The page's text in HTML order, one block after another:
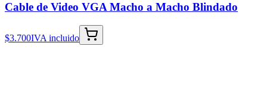
Cable de Video VGA Macho a Macho Blindado
$3.700IVA incluido